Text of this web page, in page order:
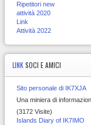
Ripetitori new
attività 2020
Link
Attività 2022
LINKSOCI E AMICI
Sito personale di IK7XJA
Una miniera di
(3172 Visite)
Islands Diary of IK7IMO